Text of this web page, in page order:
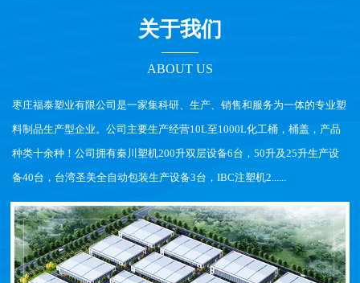
关于我们
ABOUT US
枣庄福泰塑业有限公司是一家集科研、生产、销售和服务为一体的专业塑
料制品生产型企业。公司主要生产经营10L至1000L化工桶，桶盖，产品
种类十余种！公司拥有秦川塑机200升双层设备6台，50升及25升生产设
备40台，台湾圣美全自动包装生产设备3台，IBC注塑机2......